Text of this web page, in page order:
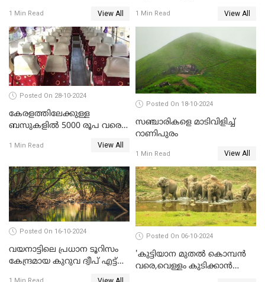
1 Min Read View All 1 Min Read View All
Posted On 28-10-2024
കേരളത്തിലേക്കുള്ള
ബസുകളിൽ 5000 രൂപ വരെ
ഹെൽപ്പ് ലൈൻ നമ്പർ
1 Min Read View All
Posted On 18-10-2024
സഞ്ചാരികളെ മാടിവിളിച്ച്
റാണിപുരം
1 Min Read View All
Posted On 16-10-2024
വയനാട്ടിലെ പ്രധാന ടൂറിസം
കേന്ദ്രമായ കുറുവ ദ്വീപ് എട്ട്
Posted On 06-10-2024
'കുട്ടിയാന മുതല്‍ കൊമ്പന്‍
വരെ,വെള്ളം കുടിക്കാന്‍